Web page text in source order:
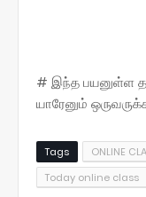
# இந்த பயனுள்ள
யாரேனும்
Tags ONLINE
Today online class